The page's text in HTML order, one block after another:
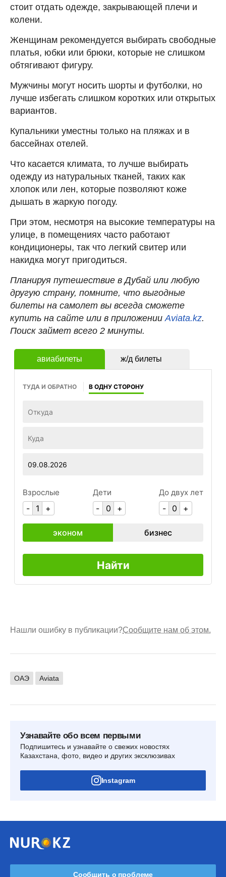
стоит отдать одежде, закрывающей плечи и
колени.
Женщинам рекомендуется выбирать свободные
платья, юбки или брюки, которые не слишком
обтягивают фигуру.
Мужчины могут носить шорты и футболки, но
лучше избегать слишком коротких или открытых
вариантов.
Купальники уместны только на пляжах и в
бассейнах отелей.
Что касается климата, то лучше выбирать
одежду из натуральных тканей, таких как
хлопок или лен, которые позволяют коже
дышать в жаркую погоду.
При этом, несмотря на высокие температуры на
улице, в помещениях часто работают
кондиционеры, так что легкий свитер или
накидка могут пригодиться.
Планируя путешествие в Дубай или любую
другую страну, помните, что выгодные
билеты на самолет вы всегда сможете
купить на сайте или в приложении Aviata.kz.
Поиск займет всего 2 минуты.
Нашли ошибку в публикации?Сообщите нам об этом.
ОАЭ Aviata
Узнавайте обо всем первыми
Подпишитесь и узнавайте о свежих новостях
Казахстана, фото, видео и других эксклюзивах
Instagram
Сообщить о проблеме